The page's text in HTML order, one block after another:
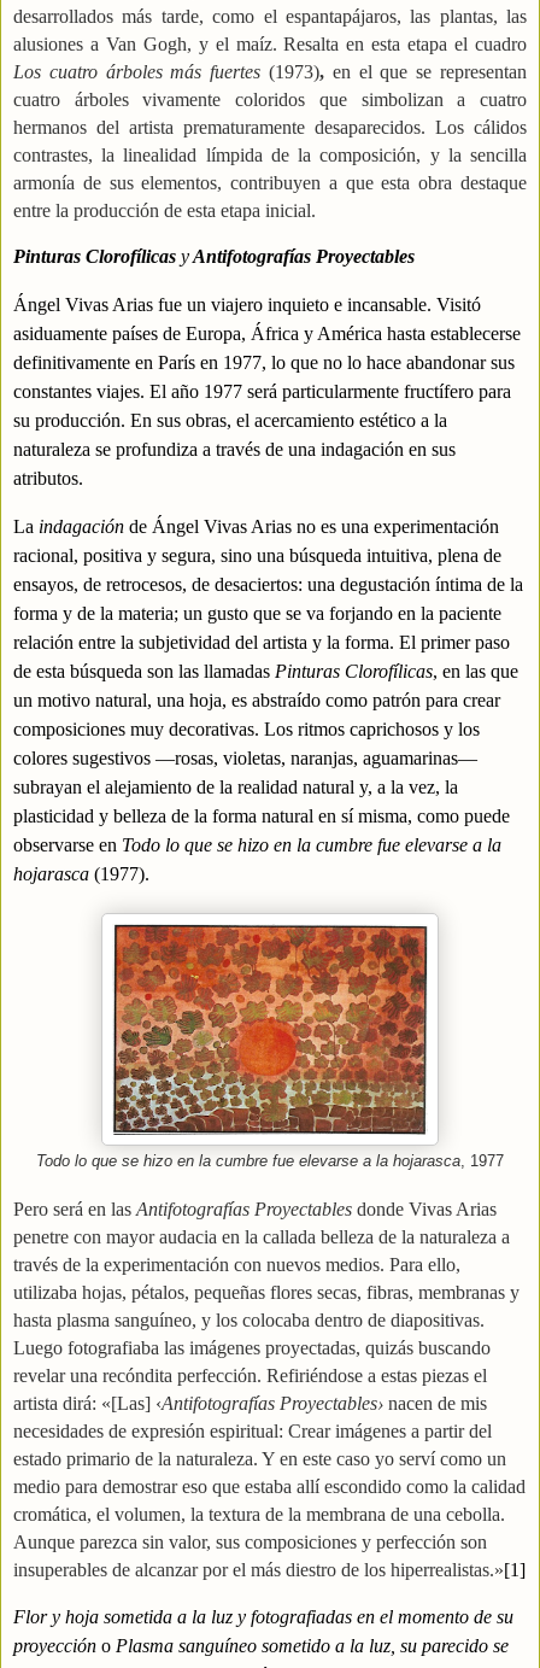
desarrollados más tarde, como el espantapájaros, las plantas, las
alusiones a Van Gogh, y el maíz. Resalta en esta etapa el cuadro
Los cuatro árboles más fuertes (1973), en el que se representan
cuatro árboles vivamente coloridos que simbolizan a cuatro
hermanos del artista prematuramente desaparecidos. Los cálidos
contrastes, la linealidad límpida de la composición, y la sencilla
armonía de sus elementos, contribuyen a que esta obra destaque
entre la producción de esta etapa inicial.
Pinturas Clorofílicas yAntifotografías Proyectables
Ángel Vivas Arias fue un viajero inquieto e incansable. Visitó
asiduamente países de Europa, África y América hasta establecerse
definitivamente en París en 1977, lo que no lo hace abandonar sus
constantes viajes. El año 1977 será particularmente fructífero para
su producción. En sus obras, el acercamiento estético a la
naturaleza se profundiza a través de una indagación en sus
atributos.
La indagación de Ángel Vivas Arias no es una experimentación
racional, positiva y segura, sino una búsqueda intuitiva, plena de
ensayos, de retrocesos, de desaciertos: una degustación íntima de la
forma y de la materia; un gusto que se va forjando en la paciente
relación entre la subjetividad del artista y la forma. El primer paso
de esta búsqueda son las llamadas Pinturas Clorofílicas, en las que
un motivo natural, una hoja, es abstraído como patrón para crear
composiciones muy decorativas. Los ritmos caprichosos y los
colores sugestivos —rosas, violetas, naranjas, aguamarinas—
subrayan el alejamiento de la realidad natural y, a la vez, la
plasticidad y belleza de la forma natural en sí misma, como puede
observarse en Todo lo que se hizo en la cumbre fue elevarse a la
hojarasca (1977).
Todo lo que se hizo en la cumbre fue elevarse a la hojarasca, 1977
Pero será en las Antifotografías Proyectables donde Vivas Arias
penetre con mayor audacia en la callada belleza de la naturaleza a
través de la experimentación con nuevos medios. Para ello,
utilizaba hojas, pétalos, pequeñas flores secas, fibras, membranas y
hasta plasma sanguíneo, y los colocaba dentro de diapositivas.
Luego fotografiaba las imágenes proyectadas, quizás buscando
revelar una recóndita perfección. Refiriéndose a estas piezas el
artista dirá: «[Las] ‹Antifotografías Proyectables› nacen de mis
necesidades de expresión espiritual: Crear imágenes a partir del
estado primario de la naturaleza. Y en este caso yo serví como un
medio para demostrar eso que estaba allí escondido como la calidad
cromática, el volumen, la textura de la membrana de una cebolla.
Aunque parezca sin valor, sus composiciones y perfección son
insuperables de alcanzar por el más diestro de los hiperrealistas.»[1]
Flor y hoja sometida a la luz y fotografiadas en el momento de su
proyección o Plasma sanguíneo sometido a la luz, su parecido se